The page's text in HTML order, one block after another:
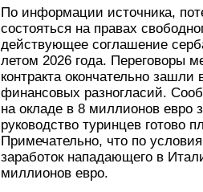
По информации источника,
состояться на правах
действующее соглашение
летом 2026 года. Переговоры
контракта окончательно зашли
финансовых разногласий.
на окладе в 8 миллионов евро
руководство туринцев готово
Примечательно, что по
заработок нападающего в
миллионов евро.